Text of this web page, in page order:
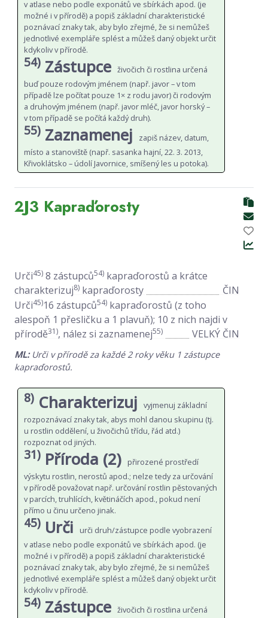
v atlase nebo podle exponátů ve sbírkách apod. (je
možné i v přírodě) a popiš základní charakteristické
poznávací znaky tak, aby bylo zřejmé, že si nemůžeš
jednotlivé exempláře splést a můžeš daný objekt určit
kdykoliv v přírodě.
54) Zástupce živočich či rostlina určená
buď pouze rodovým jménem (např. javor – v tom
případě lze počítat pouze 1× z rodu javor) či rodovým
a druhovým jménem (např. javor mléč, javor horský –
v tom případě se počítá každý druh).
55) Zaznamenej
zapiš název, datum,
místo a stanoviště (např. sasanka hajní, 22. 3. 2013,
Křivoklátsko – údolí Javornice, smíšený les u potoka).
2J3 Kapraďorosty
Urči45) 8 zástupců54) kapraďorostů a krátce
charakterizuj8) kapraďorosty
ČIN
Urči45)16 zástupců54) kapraďorostů (z toho
alespoň 1 přesličku a 1 plavuň); 10 z nich najdi v
přírodě31), nález si zaznamenej55) VELKÝ ČIN
ML:Urči v přírodě za každé 2 roky věku 1 zástupce
kapraďorostů.
8) Charakterizuj
vyjmenuj základní
rozpoznávací znaky tak, abys mohl danou skupinu (tj.
u rostlin oddělení, u živočichů třídu, řád atd.)
rozpoznat od jiných.
31) Příroda (2)
přirozené prostředí
výskytu rostlin, nerostů apod.; nelze tedy za určování
v přírodě považovat např. určování rostlin pěstovaných
v parcích, truhlících, květináčích apod., pokud není
přímo u činu určeno jinak.
45) Urči
urči druh/zástupce podle vyobrazení
v atlase nebo podle exponátů ve sbírkách apod. (je
možné i v přírodě) a popiš základní charakteristické
poznávací znaky tak, aby bylo zřejmé, že si nemůžeš
jednotlivé exempláře splést a můžeš daný objekt určit
kdykoliv v přírodě.
54) Zástupce živočich či rostlina určená